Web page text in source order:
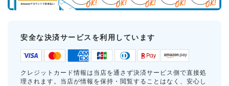
安全な決済サービスを利用しています
クレジットカード情報は当店を通さず決済サービス側で直接処
理されます。当店が情報を保持・閲覧することはなく、安心し